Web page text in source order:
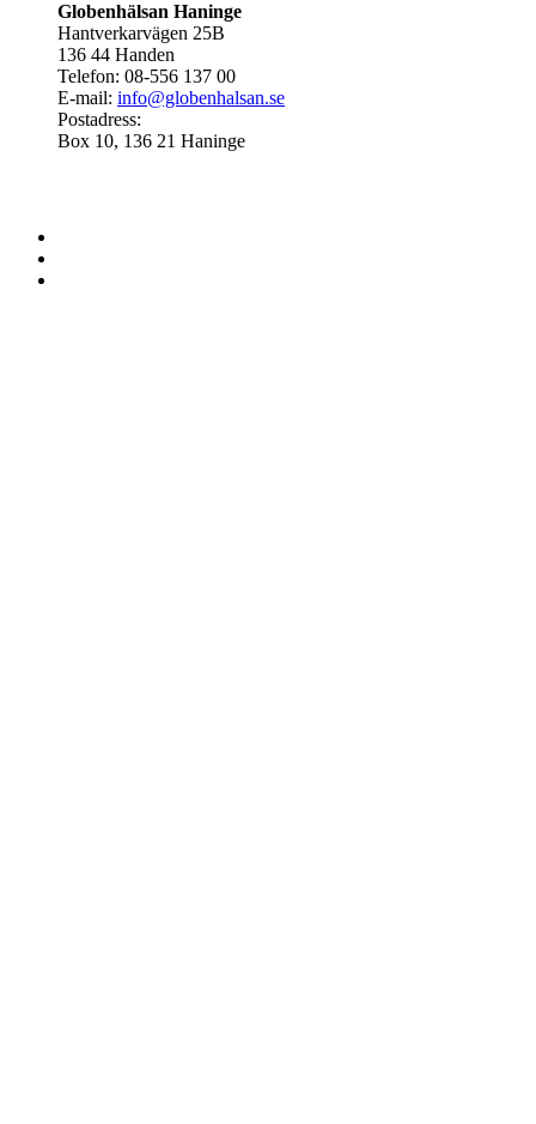
Globenhälsan Haninge
Hantverkarvägen 25B
136 44 Handen
Telefon: 08-556 137 00
E-mail: info@globenhalsan.se
Postadress:
Box 10, 136 21 Haninge